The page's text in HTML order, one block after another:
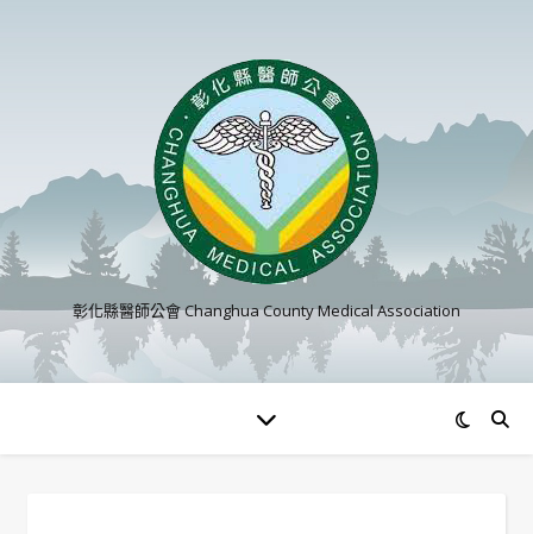
彰化縣醫師公會 Changhua County Medical Association